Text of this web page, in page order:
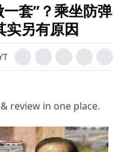
套”？乘坐防弹
实另有原因
review in one place.